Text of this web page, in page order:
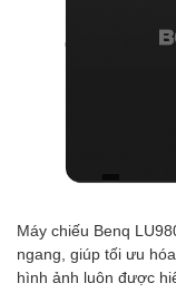
Máy chiếu Benq
ngang, giúp tối ưu
hình ảnh luôn được